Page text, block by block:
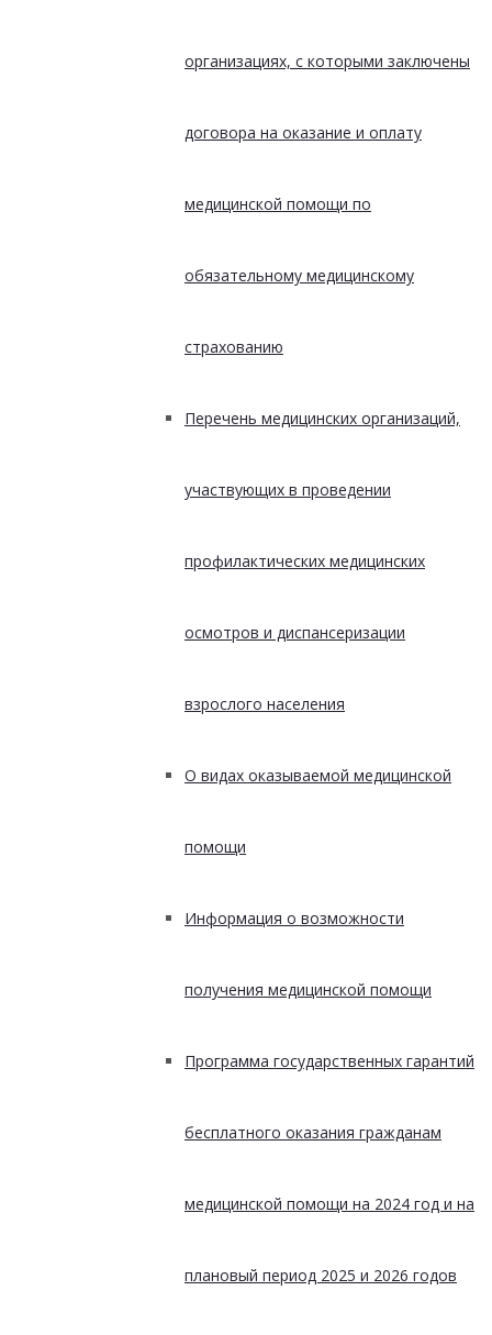
организациях, с которыми заключены
договора на оказание и оплату
медицинской помощи по
обязательному медицинскому
страхованию
Перечень медицинских организаций,
участвующих в проведении
профилактических медицинских
осмотров и диспансеризации
взрослого населения
О видах оказываемой медицинской
помощи
Информация о возможности
получения медицинской помощи
Программа государственных гарантий
бесплатного оказания гражданам
медицинской помощи на 2024 год и на
плановый период 2025 и 2026 годов